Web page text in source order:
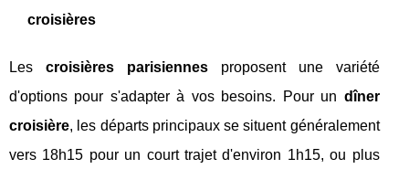
croisières
Les croisières parisiennesproposent une variété
d'options pour s'adapter à vos besoins. Pour un dîner
croisière, les départs principaux se situent généralement
vers 18h15 pour un court trajet d'environ 1h15, ou plus